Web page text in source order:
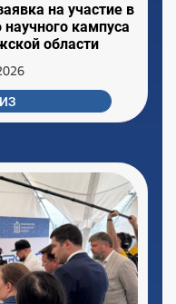
на участие в
научного кампуса
области